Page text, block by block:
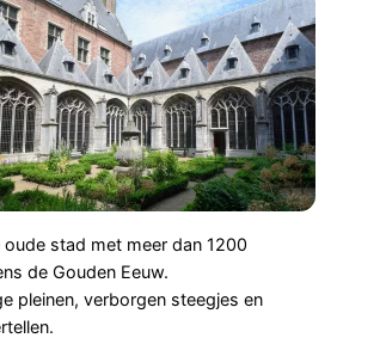
stad met meer dan 1200
de Gouden Eeuw.
pleinen, verborgen steegjes en